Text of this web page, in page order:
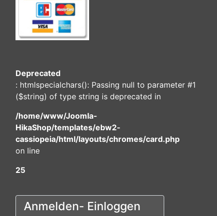
Deprecated
: htmlspecialchars(): Passing null to parameter #1
($string) of type string is deprecated in
/home/www/Joomla-
HikaShop/templates/ebw2-
cassiopeia/html/layouts/chromes/card.php
on line
25
Anmelden- Einloggen